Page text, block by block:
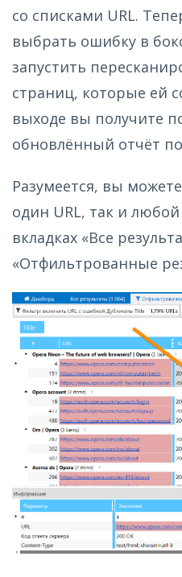
со списками URL.
выбрать ошибку в
запустить
страниц, которые ей
выходе вы получите
обновлённый отчёт
Разумеется, вы
один URL, так и любой
вкладках «Все
«Отфильтрованные